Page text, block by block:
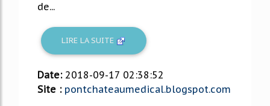
de...
LIRE LA SUITE
Date: 2018-09-17 02:38:52
Site : pontchateaumedical.blogspot.com